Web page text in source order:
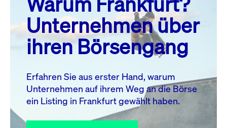
MO. DI. MI. DO. FR. SA. SO.
1
2
3
4 5 6 7 8
10 11 13 14
17
18 19 20 21 22
23
27 28
Unternehmen über
ihren Börsengang
Erfahren Sie aus erster Hand, warum
Unternehmen auf ihrem Weg an die Börse
ein Listing in Frankfurt gewählt haben.